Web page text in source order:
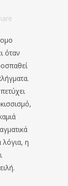
όταν
λόγια, η